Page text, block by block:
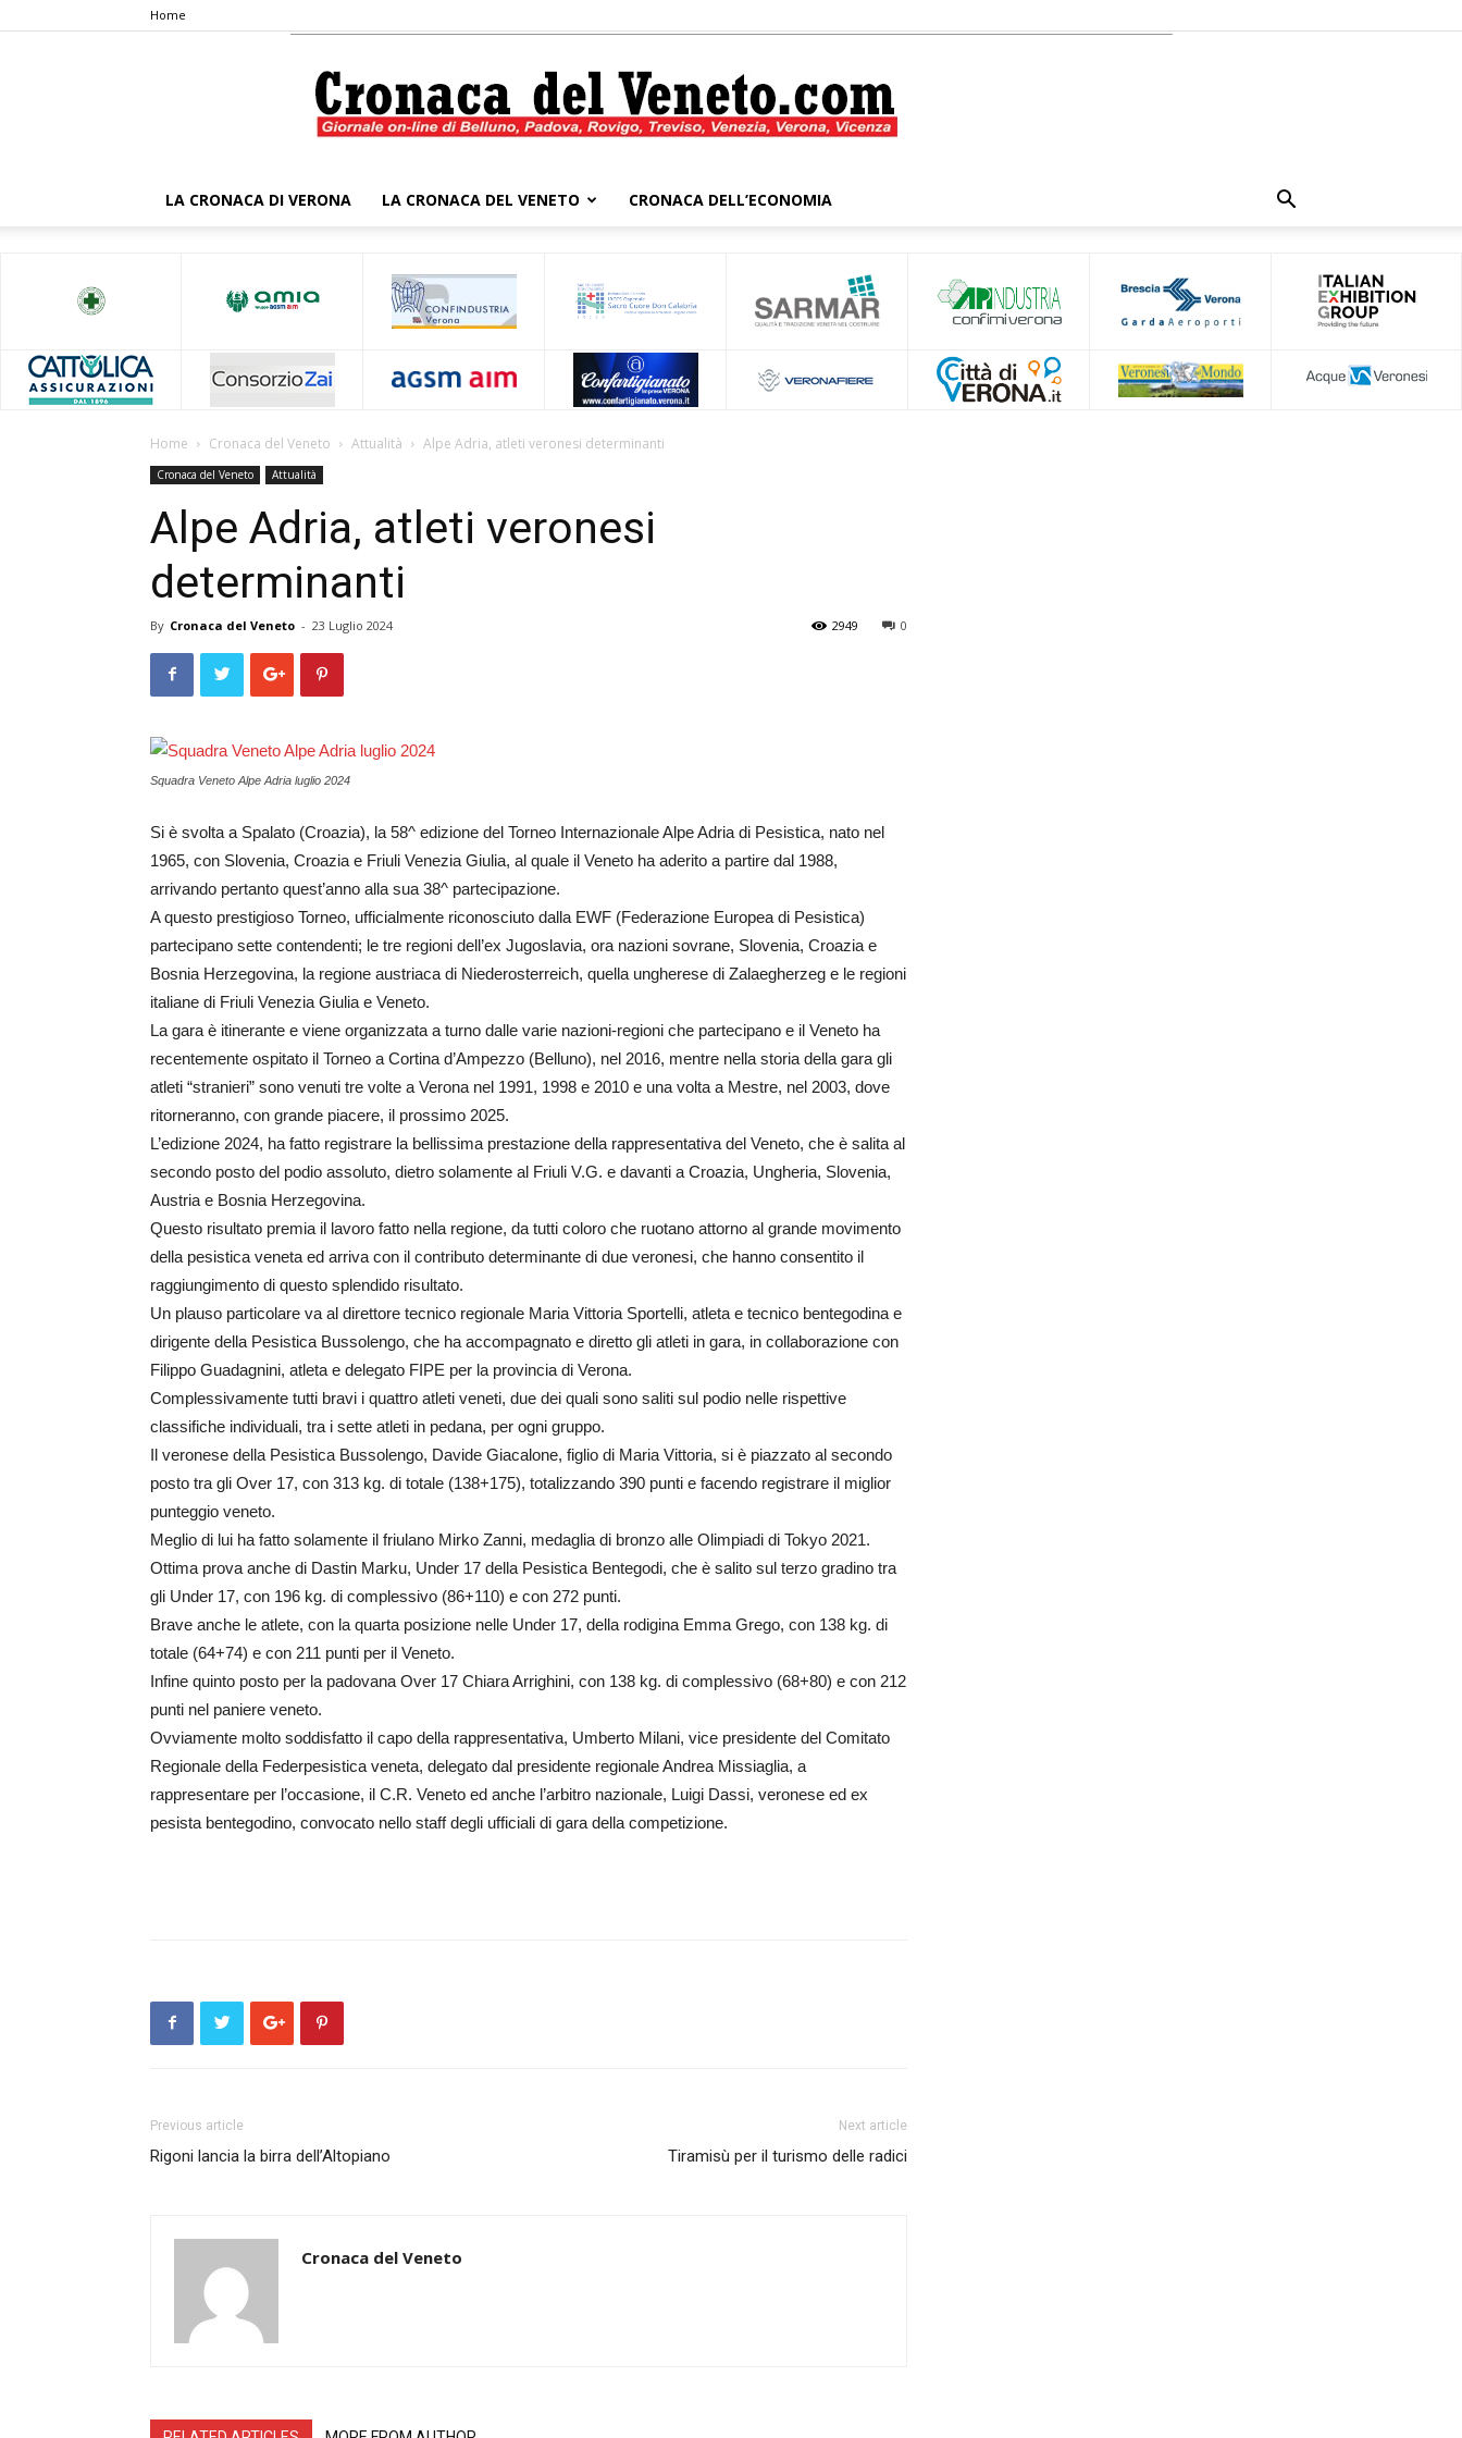
Home
LA CRONACA DI VERONA LA CRONACA DEL VENETO CRONACA DELL’ECONOMIA
Home Cronaca del Veneto Attualità Alpe Adria, atleti veronesi determinanti
Cronaca del Veneto Attualità
Alpe Adria, atleti veronesi
determinanti
By Cronaca del Veneto - 23 Luglio 2024 0
2949
Squadra Veneto Alpe Adria luglio 2024
Si è svolta a Spalato (Croazia), la 58^ edizione del Torneo Internazionale Alpe Adria di Pesistica, nato nel
1965, con Slovenia, Croazia e Friuli Venezia Giulia, al quale il Veneto ha aderito a partire dal 1988,
arrivando pertanto quest’anno alla sua 38^ partecipazione.
A questo prestigioso Torneo, ufficialmente riconosciuto dalla EWF (Federazione Europea di Pesistica)
partecipano sette contendenti; le tre regioni dell’ex Jugoslavia, ora nazioni sovrane, Slovenia, Croazia e
Bosnia Herzegovina, la regione austriaca di Niederosterreich, quella ungherese di Zalaegherzeg e le regioni
italiane di Friuli Venezia Giulia e Veneto.
La gara è itinerante e viene organizzata a turno dalle varie nazioni-regioni che partecipano e il Veneto ha
recentemente ospitato il Torneo a Cortina d’Ampezzo (Belluno), nel 2016, mentre nella storia della gara gli
atleti “stranieri” sono venuti tre volte a Verona nel 1991, 1998 e 2010 e una volta a Mestre, nel 2003, dove
ritorneranno, con grande piacere, il prossimo 2025.
L’edizione 2024, ha fatto registrare la bellissima prestazione della rappresentativa del Veneto, che è salita al
secondo posto del podio assoluto, dietro solamente al Friuli V.G. e davanti a Croazia, Ungheria, Slovenia,
Austria e Bosnia Herzegovina.
Questo risultato premia il lavoro fatto nella regione, da tutti coloro che ruotano attorno al grande movimento
della pesistica veneta ed arriva con il contributo determinante di due veronesi, che hanno consentito il
raggiungimento di questo splendido risultato.
Un plauso particolare va al direttore tecnico regionale Maria Vittoria Sportelli, atleta e tecnico bentegodina e
dirigente della Pesistica Bussolengo, che ha accompagnato e diretto gli atleti in gara, in collaborazione con
Filippo Guadagnini, atleta e delegato FIPE per la provincia di Verona.
Complessivamente tutti bravi i quattro atleti veneti, due dei quali sono saliti sul podio nelle rispettive
classifiche individuali, tra i sette atleti in pedana, per ogni gruppo.
Il veronese della Pesistica Bussolengo, Davide Giacalone, figlio di Maria Vittoria, si è piazzato al secondo
posto tra gli Over 17, con 313 kg. di totale (138+175), totalizzando 390 punti e facendo registrare il miglior
punteggio veneto.
Meglio di lui ha fatto solamente il friulano Mirko Zanni, medaglia di bronzo alle Olimpiadi di Tokyo 2021.
Ottima prova anche di Dastin Marku, Under 17 della Pesistica Bentegodi, che è salito sul terzo gradino tra
gli Under 17, con 196 kg. di complessivo (86+110) e con 272 punti.
Brave anche le atlete, con la quarta posizione nelle Under 17, della rodigina Emma Grego, con 138 kg. di
totale (64+74) e con 211 punti per il Veneto.
Infine quinto posto per la padovana Over 17 Chiara Arrighini, con 138 kg. di complessivo (68+80) e con 212
punti nel paniere veneto.
Ovviamente molto soddisfatto il capo della rappresentativa, Umberto Milani, vice presidente del Comitato
Regionale della Federpesistica veneta, delegato dal presidente regionale Andrea Missiaglia, a
rappresentare per l’occasione, il C.R. Veneto ed anche l’arbitro nazionale, Luigi Dassi, veronese ed ex
pesista bentegodino, convocato nello staff degli ufficiali di gara della competizione.
Previous article
Rigoni lancia la birra dell’Altopiano
Next article
Tiramisù per il turismo delle radici
Cronaca del Veneto